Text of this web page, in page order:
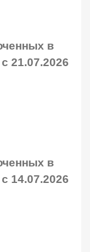
в
21.07.2026
в
14.07.2026